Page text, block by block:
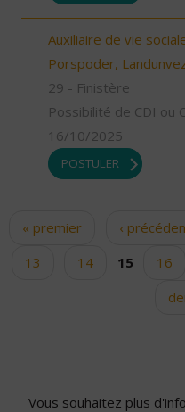
Auxiliaire de vie
Porspoder,
29 - Finistère
Possibilité de CDI ou
16/10/2025
POSTULER
Pages
« premier ‹
13
14 15 16
Vous souhaitez plus